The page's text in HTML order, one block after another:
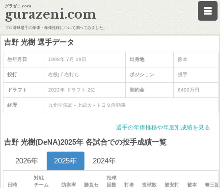
グラゼニ.com
gurazeni.com
プロ野球選手の年俸・年俸推移について調べてみました。
吉野 光樹 選手データ
生年月日 1998年 7月 19日 出身地 熊本
投打 右投げ 右打ち ポジション 投手
ドラフト 2022年 ドラフト 2位 契約金 6400万円
経歴 九州学院高 - 上武大 - トヨタ自動車
選手の年俸推移や年度別成績を見る
吉野 光樹(DeNA)2025年 各試合での投手成績一覧
2026年 2025年 2024年
日時
対戦
チーム
防御率 勝負セ
投球
回数
打者 投球数 被安打 被本 奪三振